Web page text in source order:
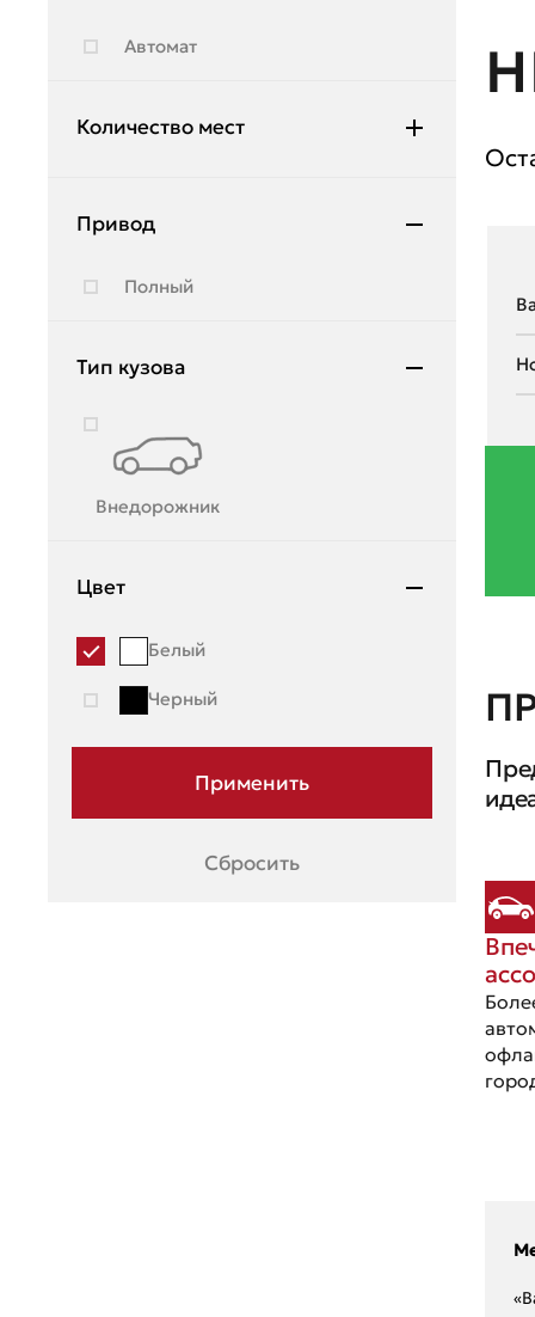
Lifan
Mazda
Mitsubishi
Nissan
Автомат
Количество мест
Привод
Полный
Тип кузова
Внедорожник
Цвет
Белый
Черный
Сбросить